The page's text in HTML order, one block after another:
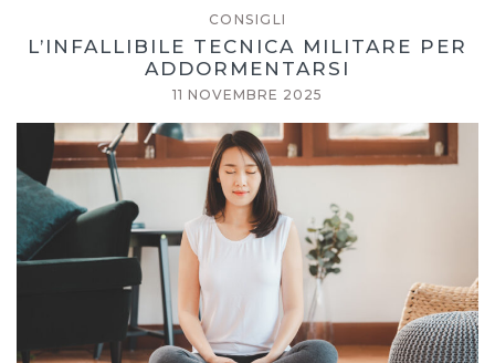
CONSIGLI
L’INFALLIBILE TECNICA MILITARE PER
ADDORMENTARSI
11 NOVEMBRE 2025